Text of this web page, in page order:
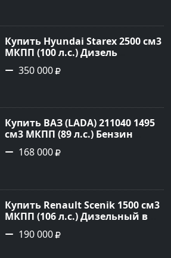
Авторынок23
Купить Hyundai Starex 2500 см3
МКПП (100 л.с.) Дизель
турбонаддув в Краснодар:
цвет белый Фургон 2014 года
Авторынок23
350 000
Купить ВАЗ (LADA) 211040 1495
см3 МКПП (89 л.с.) Бензин
инжектор в Краснодвр: цвет
Черный Седан 2007 года по
Авторынок23
168 000
Купить Renault Scenik 1500 см3
МКПП (106 л.с.) Дизельный в
Белореченск: цвет Голубой
Универсал 2007 года по цене
190 000